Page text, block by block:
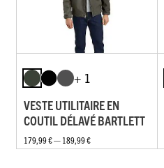
+ 1
VESTE UTILITAIRE EN
COUTIL DÉLAVÉ BARTLETT
179,99 € — 189,99 €